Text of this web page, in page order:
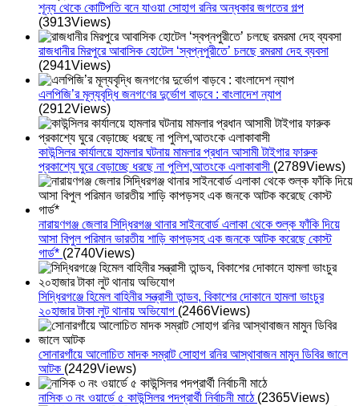
শূন্য থেকে কোটিপতি বনে যাওয়া সোহাগ রনির অন্ধকার জগতের গল্প
(3913Views)
রাজধানীর মিরপুরে আবাসিক হোটেল ‘স্বপ্নপুরীতে’ চলছে রমরমা দেহ ব্যবসা
(2941Views)
এলপিজি’র মূল্যবৃদ্ধি জনগণের দুর্ভোগ বাড়বে : বাংলাদেশ ন্যাপ
(2912Views)
কাউন্সিলর কার্যালয়ে হামলার ঘটনায় মামলার প্রধান আসামী টাইগার ফারুক
প্রকাশ্যে ঘুরে বেড়াচ্ছে ধরছে না পুলিশ,আতংকে এলাকাবাসী (2789Views)
নারায়ণগঞ্জ জেলার সিদ্ধিরগঞ্জ থানার সাইনবোর্ড এলাকা থেকে শুল্ক ফাঁকি দিয়ে
আসা বিপুল পরিমান ভারতীয় শাড়ি কাপড়সহ এক জনকে আটক করেছে কোস্ট
গার্ড* (2740Views)
সিদ্ধিরগঞ্জে হিমেল বাহিনীর সন্ত্রাসী তান্ডব, বিকাশের দোকানে হামলা ভাংচুর
২০হাজার টাকা লুট থানায় অভিযোগ (2466Views)
সোনারগাঁয়ে আলোচিত মাদক সম্রাট সোহাগ রনির আস্থাবাজন মামুন ডিবির জালে
আটক (2429Views)
নাসিক ৩ নং ওয়ার্ডে ৫ কাউন্সিলর পদপ্রার্থী নির্বাচনী মাঠে (2365Views)